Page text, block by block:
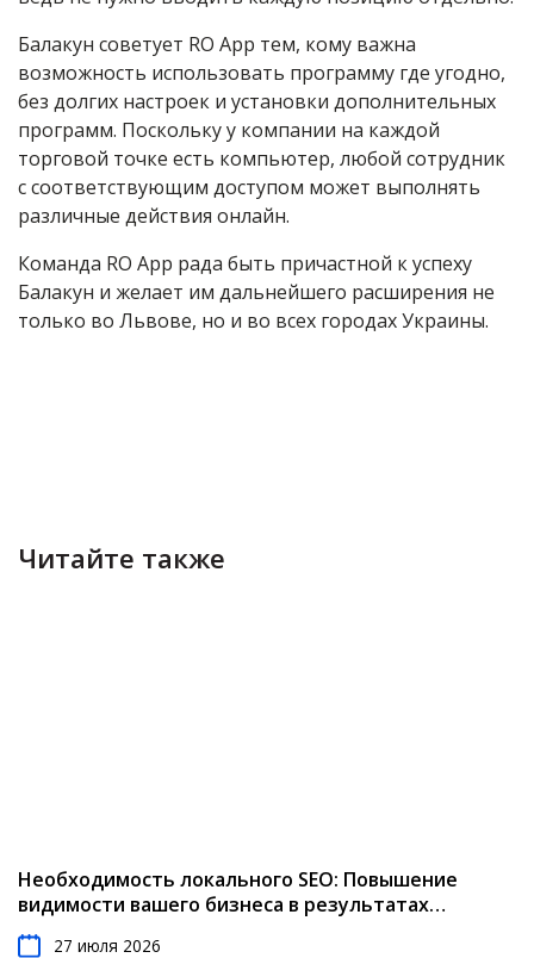
Балакун советует RO App тем, кому важна
возможность использовать программу где угодно,
без долгих настроек и установки дополнительных
программ. Поскольку у компании на каждой
торговой точке есть компьютер, любой сотрудник
с соответствующим доступом может выполнять
различные действия онлайн.
Команда RO App рада быть причастной к успеху
Балакун и желает им дальнейшего расширения не
только во Львове, но и во всех городах Украины.
Читайте также
Необходимость локального SEO: Повышение
видимости вашего бизнеса в результатах
местного поиска
27 июля 2026